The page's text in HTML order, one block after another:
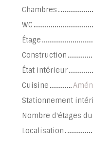
Chambres
WC
Étage
Construction
État intérieur
Cuisine
Stationnement
Nombre d'étages
Localisation